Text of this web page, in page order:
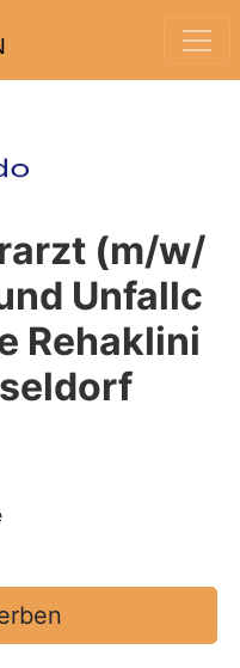
(m/w/
Unfallc
Rehaklini